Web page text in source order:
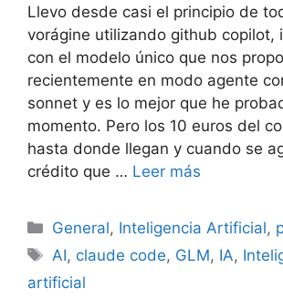
Llevo desde casi el principio de
vorágine utilizando github copilot,
con el modelo único que nos
recientemente en modo agente
sonnet y es lo mejor que he
momento. Pero los 10 euros del
hasta donde llegan y cuando se
crédito que … Leer más
Categorías
General, Inteligencia Artificial,
Etiquetas
AI, claude code, GLM, IA,
artificial